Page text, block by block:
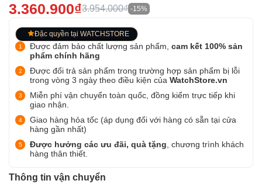
3.360.900₫3.954.000₫ -15%
Đặc quyền tại WATCHSTORE
Được đảm bảo chất lượng sản phẩm, cam kết 100% sản
phẩm chính hãng
Được đổi trả sản phẩm trong trường hợp sản phẩm bị lỗi
trong vòng 3 ngày theo điều kiện của WatchStore.vn
Miễn phí vận chuyển toàn quốc, đồng kiểm trực tiếp khi
giao nhận.
Giao hàng hỏa tốc (áp dụng đối với hàng có sẵn tại cửa
hàng gần nhất)
Được hưởng các ưu đãi, quà tặng , chương trình khách
hàng thân thiết.
Thông tin vận chuyển